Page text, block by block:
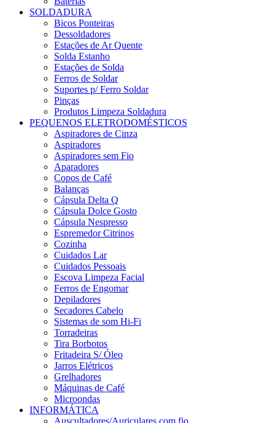
SOLDADURA
Bicos Ponteiras
Dessoldadores
Estações de Ar Quente
Solda Estanho
Estações de Solda
Ferros de Soldar
Suportes p/ Ferro Soldar
Pinças
Produtos Limpeza Soldadura
PEQUENOS ELETRODOMÉSTICOS
Aspiradores de Cinza
Aspiradores
Aspiradores sem Fio
Aparadores
Copos de Café
Balanças
Cápsula Delta Q
Cápsula Dolce Gosto
Cápsula Nespresso
Espremedor Citrinos
Cozinha
Cuidados Lar
Cuidados Pessoais
Escova Limpeza Facial
Ferros de Engomar
Depiladores
Secadores Cabelo
Sistemas de som Hi-Fi
Torradeiras
Tira Borbotos
Fritadeira S/ Óleo
Jarros Elétricos
Grelhadores
Máquinas de Café
Microondas
INFORMÁTICA
Auscultadores/Auriculares com fio